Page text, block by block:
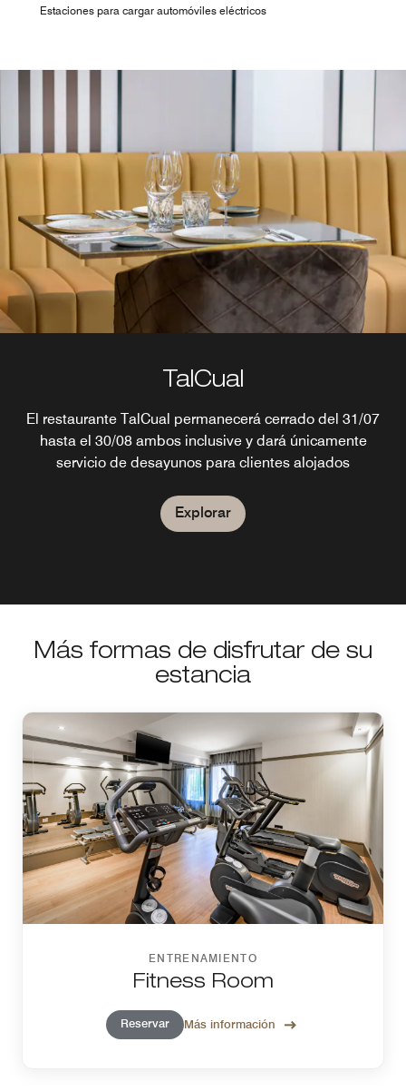
Estaciones para cargar automóviles eléctricos
TalCual
El restaurante TalCual permanecerá cerrado del 31/07
hasta el 30/08 ambos inclusive y dará únicamente
servicio de desayunos para clientes alojados
Explorar
Más formas de disfrutar de su
estancia
ENTRENAMIENTO
Fitness Room
Reservar Más información